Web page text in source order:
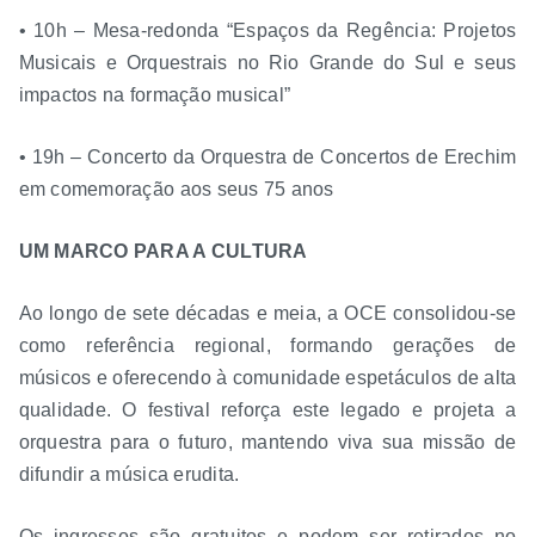
• 10h – Mesa-redonda “Espaços da Regência: Projetos
Musicais e Orquestrais no Rio Grande do Sul e seus
impactos na formação musical”
• 19h – Concerto da Orquestra de Concertos de Erechim
em comemoração aos seus 75 anos
UM MARCO PARA A CULTURA
Ao longo de sete décadas e meia, a OCE consolidou-se
como referência regional, formando gerações de
músicos e oferecendo à comunidade espetáculos de alta
qualidade. O festival reforça este legado e projeta a
orquestra para o futuro, mantendo viva sua missão de
difundir a música erudita.